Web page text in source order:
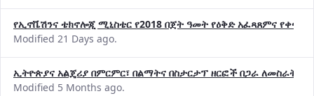
የኢኖቬሽንና ቴክኖሎጂ ሚኒስቴር የ2018 በጀት ዓመት የዕቅድ አፈጻጸምና
Modified 21 Days ago.
ኢትዮጵያና አልጄሪያ በምርምር፣ በልማትና በስታርታፕ ዘርፎች በጋራ ለመስራት
Modified 5 Months ago.